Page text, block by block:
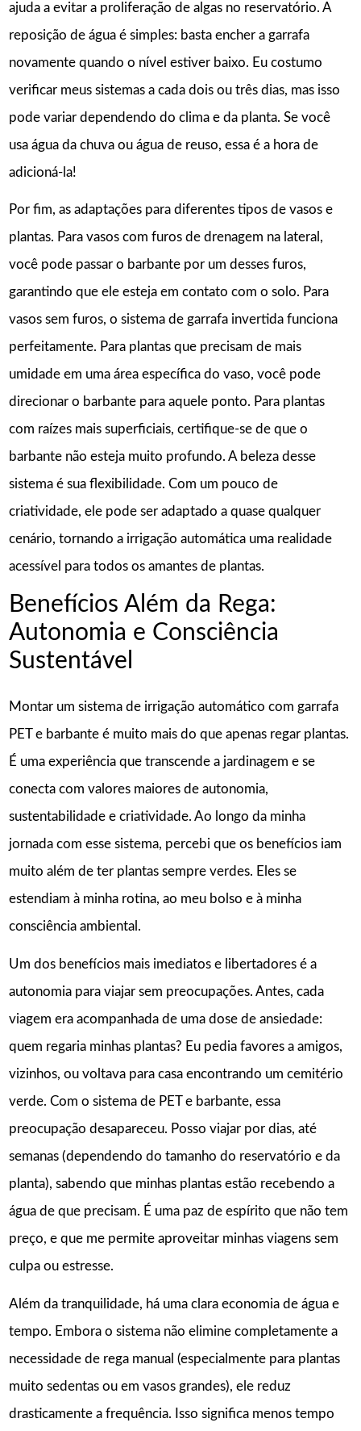
ajuda a evitar a proliferação de algas no reservatório. A
reposição de água é simples: basta encher a garrafa
novamente quando o nível estiver baixo. Eu costumo
verificar meus sistemas a cada dois ou três dias, mas isso
pode variar dependendo do clima e da planta. Se você
usa água da chuva ou água de reuso, essa é a hora de
adicioná-la!
Por fim, as adaptações para diferentes tipos de vasos e
plantas. Para vasos com furos de drenagem na lateral,
você pode passar o barbante por um desses furos,
garantindo que ele esteja em contato com o solo. Para
vasos sem furos, o sistema de garrafa invertida funciona
perfeitamente. Para plantas que precisam de mais
umidade em uma área específica do vaso, você pode
direcionar o barbante para aquele ponto. Para plantas
com raízes mais superficiais, certifique-se de que o
barbante não esteja muito profundo. A beleza desse
sistema é sua flexibilidade. Com um pouco de
criatividade, ele pode ser adaptado a quase qualquer
cenário, tornando a irrigação automática uma realidade
acessível para todos os amantes de plantas.
Benefícios Além da Rega:
Autonomia e Consciência
Sustentável
Montar um sistema de irrigação automático com garrafa
PET e barbante é muito mais do que apenas regar plantas.
É uma experiência que transcende a jardinagem e se
conecta com valores maiores de autonomia,
sustentabilidade e criatividade. Ao longo da minha
jornada com esse sistema, percebi que os benefícios iam
muito além de ter plantas sempre verdes. Eles se
estendiam à minha rotina, ao meu bolso e à minha
consciência ambiental.
Um dos benefícios mais imediatos e libertadores é a
autonomia para viajar sem preocupações. Antes, cada
viagem era acompanhada de uma dose de ansiedade:
quem regaria minhas plantas? Eu pedia favores a amigos,
vizinhos, ou voltava para casa encontrando um cemitério
verde. Com o sistema de PET e barbante, essa
preocupação desapareceu. Posso viajar por dias, até
semanas (dependendo do tamanho do reservatório e da
planta), sabendo que minhas plantas estão recebendo a
água de que precisam. É uma paz de espírito que não tem
preço, e que me permite aproveitar minhas viagens sem
culpa ou estresse.
Além da tranquilidade, há uma clara economia de água e
tempo. Embora o sistema não elimine completamente a
necessidade de rega manual (especialmente para plantas
muito sedentas ou em vasos grandes), ele reduz
drasticamente a frequência. Isso significa menos tempo